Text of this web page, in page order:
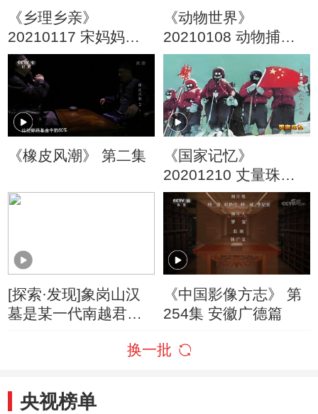
《乡理乡亲》
20210117 宋妈妈和
14个孩子
《动物世界》
20210108 动物捕猎
计划
《橡皮风潮》 第二集
《国家记忆》
20201210 丈量珠峰
8848之谜
[探索·发现]象岗山汉
墓是某一代南越君王
《中国影像方志》 第
254集 安徽广德篇
换一批
央视榜单